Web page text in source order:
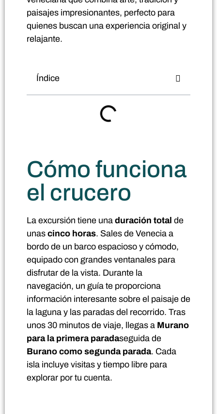
paisajes impresionantes, perfecto para
quienes buscan una experiencia original y
relajante.
Índice
Cómo funciona
el crucero
La excursión tiene una duración total de
unas cinco horas. Sales de Venecia a
bordo de un barco espacioso y cómodo,
equipado con grandes ventanales para
disfrutar de la vista. Durante la
navegación, un guía te proporciona
información interesante sobre el paisaje de
la laguna y las paradas del recorrido. Tras
unos 30 minutos de viaje, llegas a Murano
para la primera paradaseguida de
Burano como segunda parada. Cada
isla incluye visitas y tiempo libre para
explorar por tu cuenta.